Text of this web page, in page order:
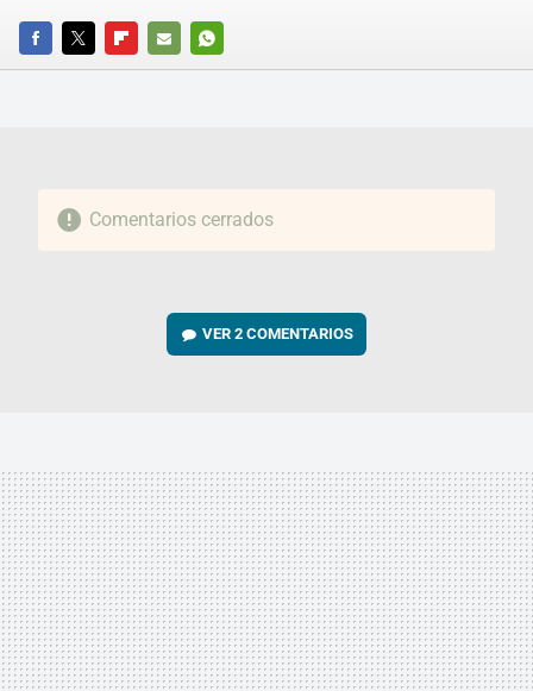
FACEBOOKTWITTERFLIPBOARD
E-
WHATSAPP
Comentarios cerrados
VER2 COMENTARIOS